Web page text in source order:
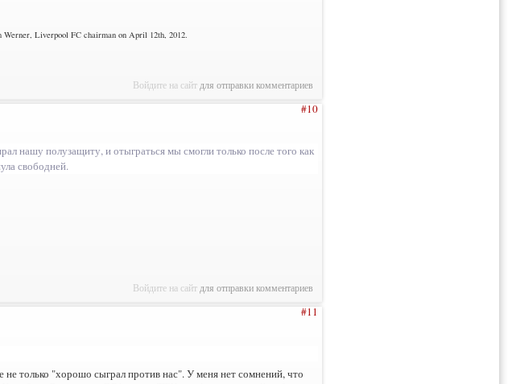
Liverpool FC chairman on April 12th, 2012.
Войдите на сайт для отправки комментариев
#10
нашу полузащиту, и отыграться мы смогли только после того как
свободней.
Войдите на сайт для отправки комментариев
#11
не только "хорошо сыграл против нас". У меня нет сомнений, что